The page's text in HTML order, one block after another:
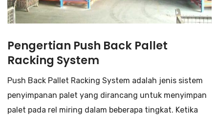
Pengertian Push Back Pallet
Racking System
Push Back Pallet Racking System adalah jenis sistem
penyimpanan palet yang dirancang untuk menyimpan
palet pada rel miring dalam beberapa tingkat. Ketika